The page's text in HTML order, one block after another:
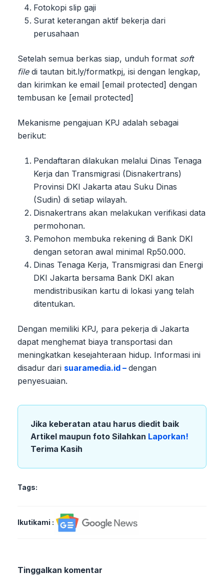
Fotokopi slip gaji
Surat keterangan aktif bekerja dari
perusahaan
Setelah semua berkas siap, unduh format soft
filedi tautan bit.ly/formatkpj, isi dengan lengkap,
dan kirimkan ke email [email protected] dengan
tembusan ke [email protected]
Mekanisme pengajuan KPJ adalah sebagai
berikut:
Pendaftaran dilakukan melalui Dinas Tenaga
Kerja dan Transmigrasi (Disnakertrans)
Provinsi DKI Jakarta atau Suku Dinas
(Sudin) di setiap wilayah.
Disnakertrans akan melakukan verifikasi data
permohonan.
Pemohon membuka rekening di Bank DKI
dengan setoran awal minimal Rp50.000.
Dinas Tenaga Kerja, Transmigrasi dan Energi
DKI Jakarta bersama Bank DKI akan
mendistribusikan kartu di lokasi yang telah
ditentukan.
Dengan memiliki KPJ, para pekerja di Jakarta
dapat menghemat biaya transportasi dan
meningkatkan kesejahteraan hidup. Informasi ini
disadur dari suaramedia.id – dengan
penyesuaian.
Jika keberatan atau harus diedit baik
Artikel maupun foto Silahkan Laporkan!
Terima Kasih
Tags:
Ikutikami :
Tinggalkan komentar